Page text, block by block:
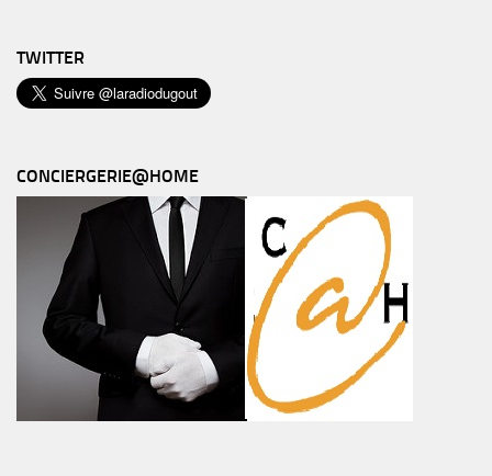
TWITTER
CONCIERGERIE@HOME